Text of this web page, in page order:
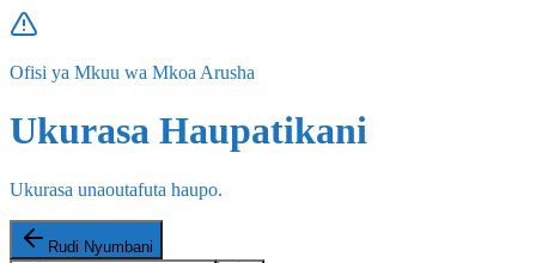
Ofisi ya Mkuu wa Mkoa Arusha
Ukurasa Haupatikani
Ukurasa unaoutafuta haupo.
Rudi Nyumbani